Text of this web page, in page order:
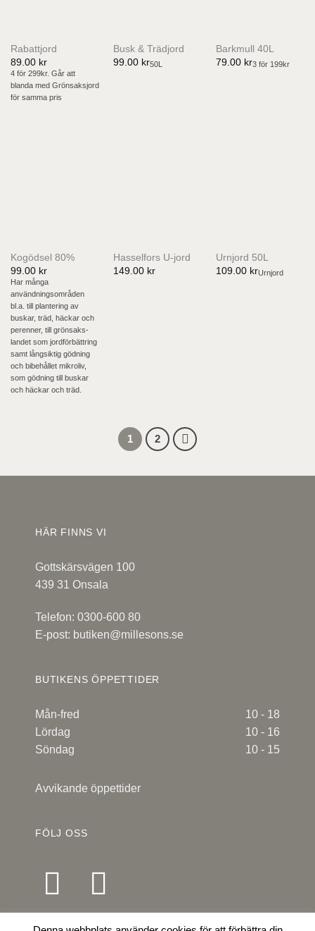
Rabattjord
89.00 kr
4 för 299kr. Går att
blanda med Grönsaksjord
för samma pris
Busk & Trädjord
99.00 kr50L
Barkmull 40L
79.00 kr3 för 199kr
Kogödsel 80%
99.00 kr
Har många
användningsområden
bl.a. till plantering av
buskar, träd, häckar och
perenner, till grönsaks-
landet som jordförbättring
samt långsiktig gödning
och bibehållet mikroliv,
som gödning till buskar
och häckar och träd.
Hasselfors U-jord
149.00 kr
Urnjord 50L
109.00 krUrnjord
1 2
HÄR FINNS VI
Gottskärsvägen 100
439 31 Onsala
Telefon: 0300-600 80
E-post: butiken@millesons.se
BUTIKENS ÖPPETTIDER
Mån-fred
10 - 18
Lördag
10 - 16
Söndag
10 - 15
Avvikande öppettider
FÖLJ OSS